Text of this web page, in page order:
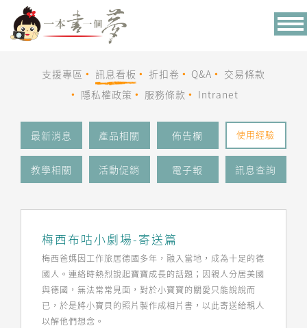
支援專區 訊息看板 折扣卷 Q&A
交易條款
隱私權政策
服務條款 Intranet
最新消息 產品相關 佈告欄 使用經驗
教學相關 活動促銷 電子報 訊息查詢
梅西布咕小劇場-寄送篇
梅西爸媽因工作旅居德國多年，融入當地，成為十足的德
國人。連絡時熱烈說起寶寶成長的話題；因親人分居美國
與德國，無法常常見面，對於小寶寶的關愛只能說說而
已，於是將小寶貝的照片製作成相片書，以此寄送給親人
以解他們想念。